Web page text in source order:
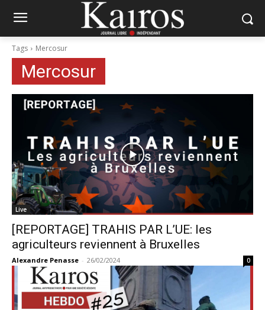
Tags Mercosur
Mercosur
Live
[REPORTAGE] TRAHIS PAR L’UE: les
agriculteurs reviennent à Bruxelles
Alexandre Penasse - 26/02/2024 0